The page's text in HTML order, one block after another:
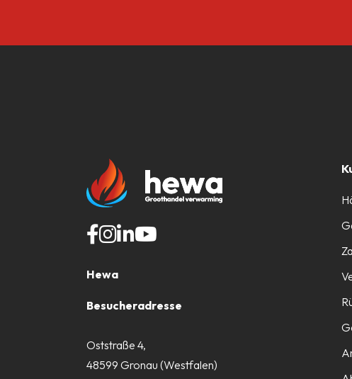
Hewa
Besucheradresse
Oststraße 4,
48599 Gronau (Westfalen)